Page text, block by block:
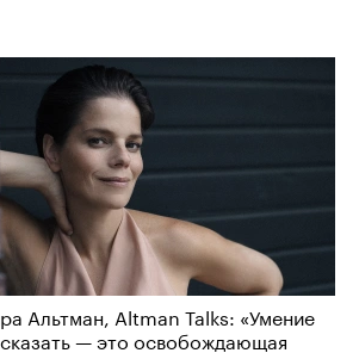
Альтман, Altman Talks: «Умение
— это освобождающая